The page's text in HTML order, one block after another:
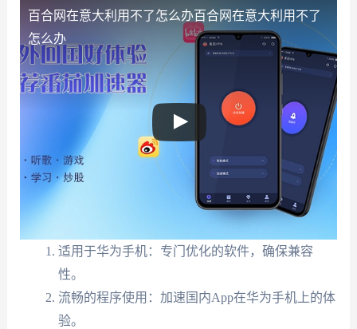
百合网在意大利用不了怎么办百合网在意大利用不了
怎么办
适用于华为手机：专门优化的软件，确保兼容
性。
流畅的程序使用：加速国内App在华为手机上的体
验。